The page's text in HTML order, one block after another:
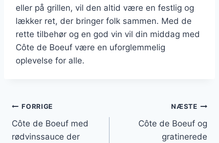
eller på grillen, vil den altid være en festlig og
lækker ret, der bringer folk sammen. Med de
rette tilbehør og en god vin vil din middag med
Côte de Boeuf være en uforglemmelig
oplevelse for alle.
Indlægsnavigation
FORRIGE
Côte de Boeuf med
rødvinssauce der
NÆSTE
Côte de Boeuf og
gratinerede